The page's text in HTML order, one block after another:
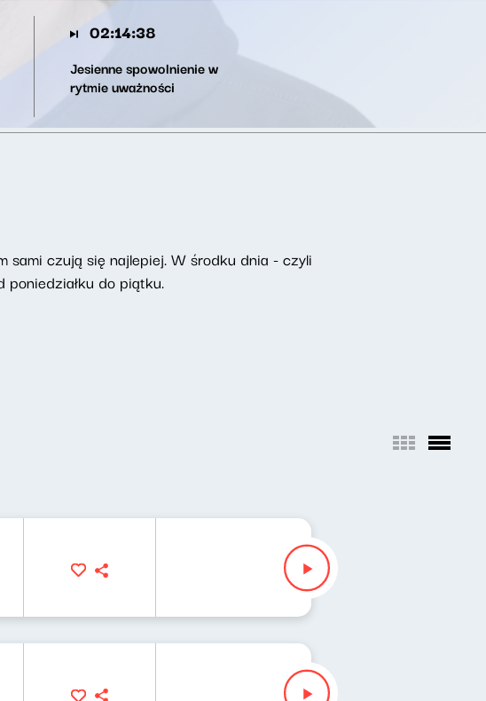
02:14:38
Jesienne spowolnienie w
rytmie uważności
sami czują się najlepiej. W środku dnia - czyli
poniedziałku do piątku.